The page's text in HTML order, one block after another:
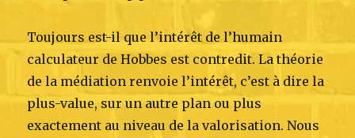
Toujours est-il que l’intérêt de l’humain
calculateur de Hobbes est contredit. La théorie
de la médiation renvoie l’intérêt, c’est à dire la
plus-value, sur un autre plan ou plus
exactement au niveau de la valorisation. Nous